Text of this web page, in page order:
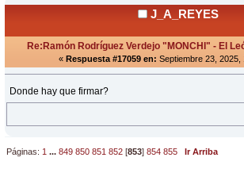
J_A_REYES
Re:Ramón Rodríguez Verdejo "MONCHI" - El
« Respuesta #17059 en: Septiembre 23, 2025,
Donde hay que firmar?
Páginas: 1 ...849 850 851 852 [853]854 855
Ir Arriba